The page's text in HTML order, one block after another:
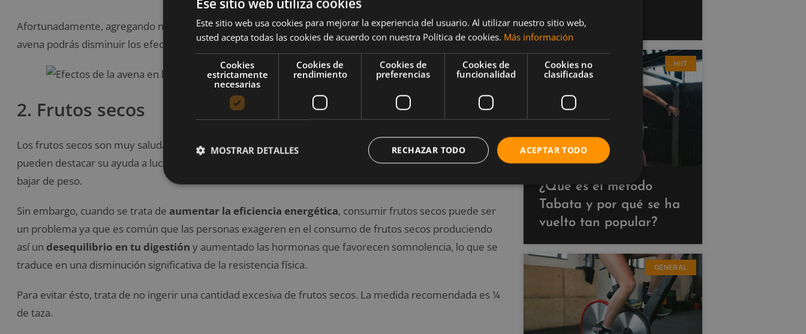
Afortunadamente, agregando nueces picadas, nuez de mantequilla osemillas chíaa la
avena podrás disminuir los efectos negativos para la resistencia que ésta produce.
2. Frutos secos
Los frutos secos son muy saludables y tienen muchos beneficios para el organismo, entre los que se
pueden destacar su ayuda a luchar contra el cáncer, reducir el riesgo de padecer de Alzheimer y ayudar a
bajar de peso.
Sin embargo, cuando se trata de aumentar la eficiencia energética, consumir frutos secos puede ser
un problema ya que es común que las personas exageren en el consumo de frutos secos produciendo
así un desequilibrio en tu digestión y aumentado las hormonas que favorecen somnolencia, lo que se
traduce en una disminución significativa de la resistencia física.
Para evitar ésto, trata de no ingerir una cantidad excesiva de frutos secos. La medida recomendada es ¼
de taza.
resultados
HIIT
¿Qué es el método
Tabata y por qué se ha
vuelto tan popular?
GENERAL
Este sitio web usa cookies para mejorar la experiencia del usuario. Al utilizar nuestro sitio web,
usted acepta todas las cookies de acuerdo con nuestra Política de cookies. Más información
Cookies
estrictamente
necesarias
Cookies de
rendimiento
Cookies de
preferencias
Cookies de
funcionalidad
Cookies no
clasificadas
ACEPTAR TODO
RECHAZAR TODO
MOSTRAR DETALLES